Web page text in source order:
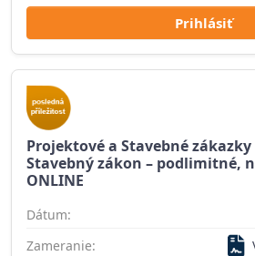
Prihlásiť
Projektové a Stavebné
Stavebný zákon – podlimitné,
ONLINE
Dátum:
Zameranie: